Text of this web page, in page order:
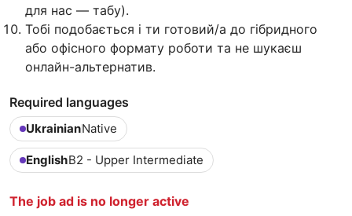
для нас — табу).
Тобі подобається і ти готовий/а до гібридного
або офісного формату роботи та не шукаєш
онлайн-альтернатив.
Required languages
UkrainianNative
EnglishB2 - Upper Intermediate
The job ad is no longer active